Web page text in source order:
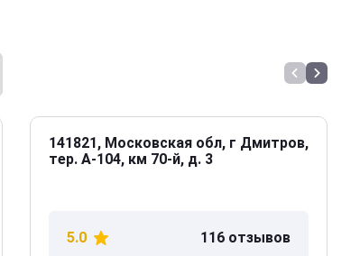
141821, Московская обл, г Дмитров,
тер. А-104, км 70-й, д. 3
5.0 116 отзывов